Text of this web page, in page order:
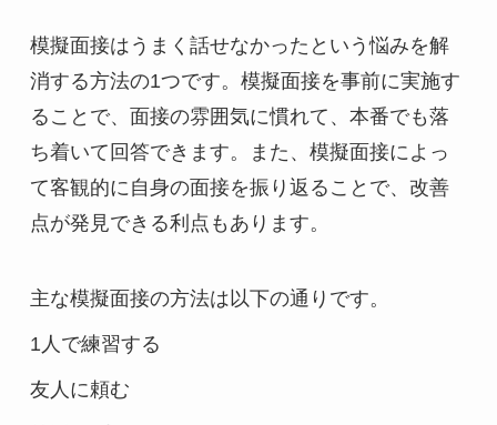
模擬面接はうまく話せなかったという悩みを解
消する方法の1つです。模擬面接を事前に実施す
ることで、面接の雰囲気に慣れて、本番でも落
ち着いて回答できます。また、模擬面接によっ
て客観的に自身の面接を振り返ることで、改善
点が発見できる利点もあります。
主な模擬面接の方法は以下の通りです。
1人で練習する
友人に頼む